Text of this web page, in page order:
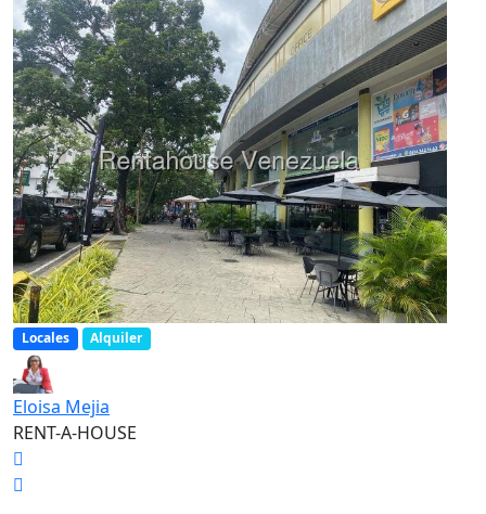
Locales Alquiler
Eloisa Mejia
RENT-A-HOUSE